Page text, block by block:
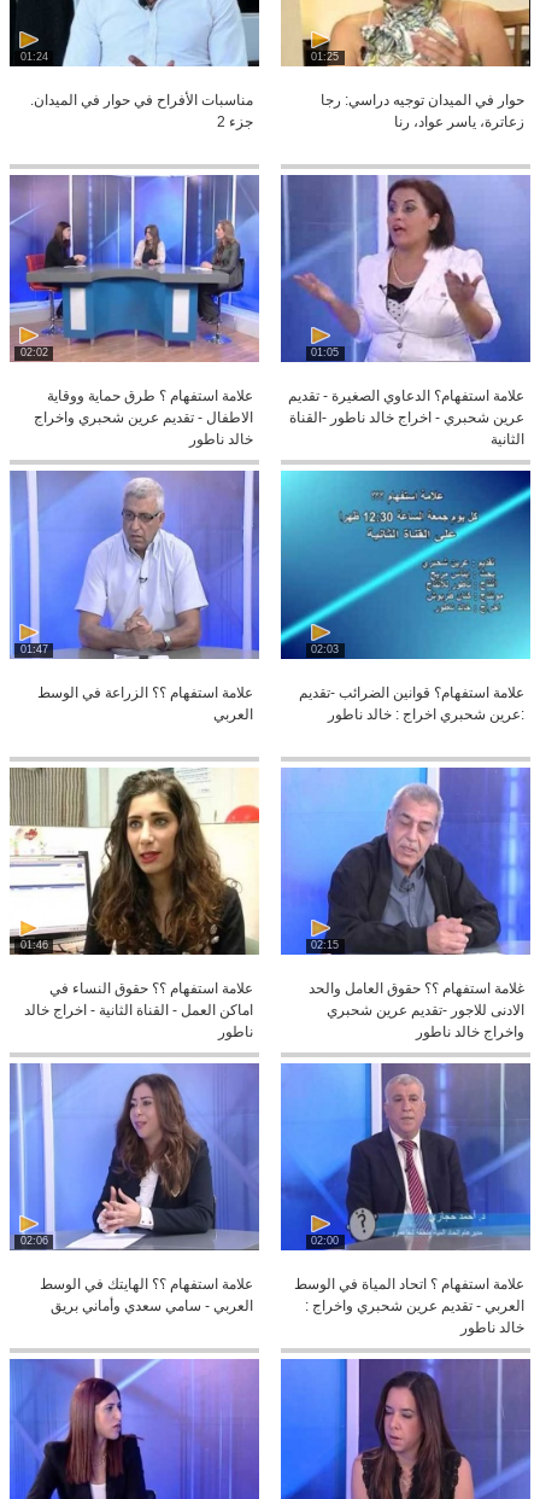
01:25
حوار في الميدان توجيه دراسي: رجا
زعاترة، ياسر عواد، رنا
01:24
مناسبات الأفراح في حوار في الميدان.
جزء 2
01:05
علامة استفهام؟ الدعاوي الصغيرة - تقديم
عرين شحبري - اخراج خالد ناطور -القناة
الثانية
02:02
علامة استفهام ؟ طرق حماية ووقاية
الاطفال - تقديم عرين شحبري واخراج
خالد ناطور
02:03
علامة استفهام؟ قوانين الضرائب -تقديم
:عرين شحبري اخراج : خالد ناطور
01:47
علامة استفهام ؟؟ الزراعة في الوسط
العربي
02:15
غلامة استفهام ؟؟ حقوق العامل والحد
الادنى للاجور -تقديم عرين شحبري
واخراج خالد ناطور
01:46
علامة استفهام ؟؟ حقوق النساء في
اماكن العمل - القناة الثانية - اخراج خالد
ناطور
02:00
علامة استفهام ؟ اتحاد المياة في الوسط
العربي - تقديم عرين شحبري واخراج :
خالد ناطور
02:06
علامة استفهام ؟؟ الهايتك في الوسط
العربي - سامي سعدي وأماني بريق